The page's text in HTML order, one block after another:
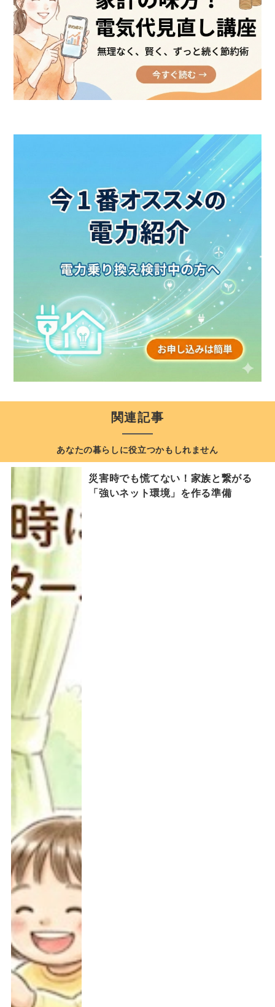
関連記事
あなたの暮らしに役立つかもしれません
災害時でも慌てない！家族と繋がる
「強いネット環境」を作る準備